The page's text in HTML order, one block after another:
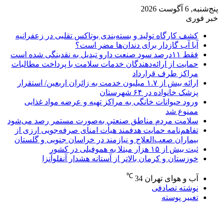
پنج‌شنبه, 6 آگوست 2026
خبر فوری
کشف کارگاه تولید و بسته‌بندی بوتاکس تقلبی در زعفرانیه
آیا آب گازدار برای دندان‌ها مضر است؟
فقط ۱۱‌درصد سود صنعت دارو تبدیل به نقدینگی شده است
حمایت از ارائه‌دهندگان خدمات سلامت با پرداخت مطالبات
مراکز طرف قرارداد
ارائه بیش از ۱.۷ میلیون خدمت به زائران اربعین/ استقرار
پزشک خانواده در ۶۴ شهرستان
ورود حیوانات خانگی به مراکز تهیه و عرضه مواد غذایی
ممنوع شد
سلامت مردم مناطق صنعتی به‌صورت مستمر رصد می‌شود
تفاهم‌نامه حمایت هدفمند هیأت امنای صرفه‌جویی ارزی از
بیماران صعب‌العلاج و نیازمند در خراسان جنوبی و گلستان
ثبت بیش از ۱۵ هزار مبتلا به هموفیلی در کشور
خوزستان و کرمان بالاتر از آستانه هشدار آنفلوآنزا
آب و هوای تهران 34
℃
نوشته تصادفی
تغییر پوسته